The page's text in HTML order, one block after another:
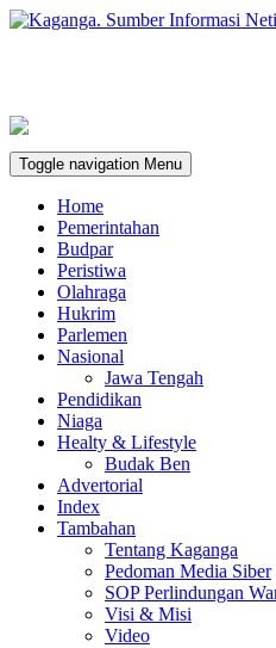
Toggle navigation Menu
Home
Pemerintahan
Budpar
Peristiwa
Olahraga
Hukrim
Parlemen
Nasional
Jawa Tengah
Pendidikan
Niaga
Healty & Lifestyle
Budak Ben
Advertorial
Index
Tambahan
Tentang Kaganga
Pedoman Media Siber
SOP Perlindungan
Visi & Misi
Video